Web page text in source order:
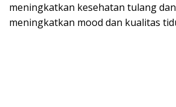
meningkatkan kesehatan tulang
meningkatkan mood dan kualitas